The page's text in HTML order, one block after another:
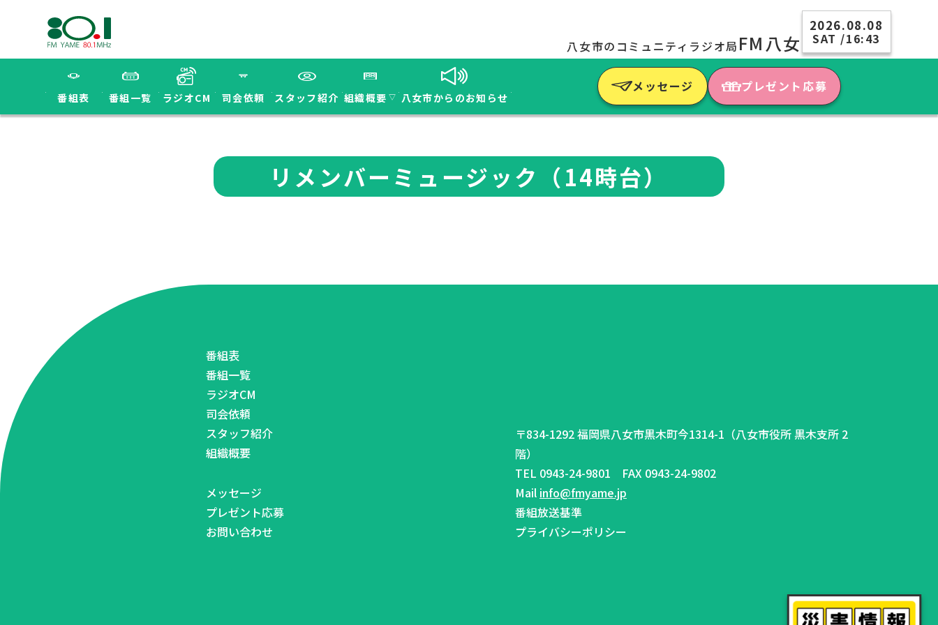
八女市のコミュニティラジオ局 FM八女
2026.08.08
SAT /16:43
番組表 番組一覧 ラジオCM 司会依頼 スタッフ紹介 組織概要 ▽ 八女市からのお知らせ
メッセージ プレゼント応募
リメンバーミュージック（14時台）
番組表
番組一覧
ラジオCM
司会依頼
スタッフ紹介
組織概要
メッセージ
プレゼント応募
お問い合わせ
〒834-1292 福岡県八女市黒木町今1314-1（八女市役所 黒木支所 2
階）
TEL 0943-24-9801 FAX 0943-24-9802
Mail info@fmyame.jp
番組放送基準
プライバシーポリシー